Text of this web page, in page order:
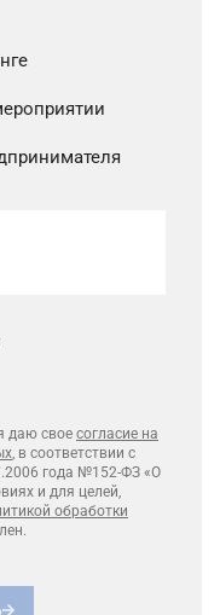
даю свое согласие на
, в соответствии с
года №152-ФЗ «О
и для целей,
обработки